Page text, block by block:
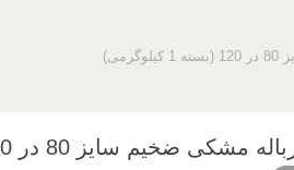
ضخیم سایز 80 در 120 (بسته 1 کیلوگرمی)